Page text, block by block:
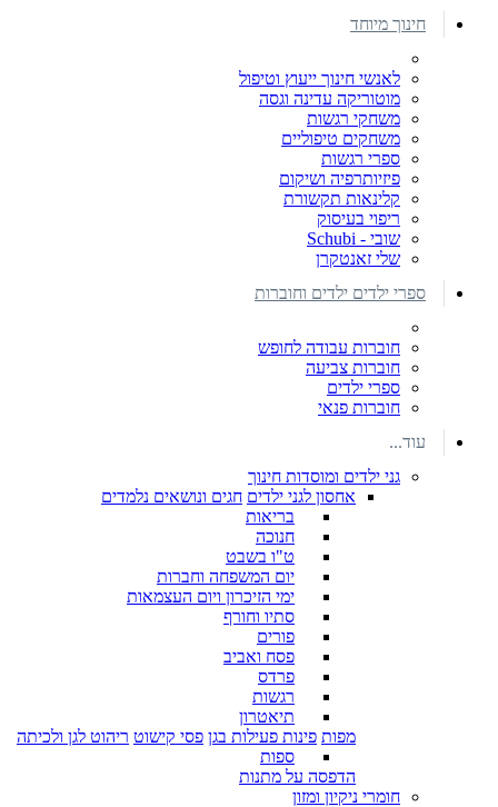
חינוך מיוחד
לאנשי חינוך ייעוץ וטיפול
מוטוריקה עדינה וגסה
משחקי רגשות
משחקים טיפוליים
ספרי רגשות
פיזיותרפיה ושיקום
קלינאות תקשורת
ריפוי בעיסוק
שובי - Schubi
שלי זאנטקרן
ספרי ילדים ילדים וחוברות
חוברות עבודה לחופש
חוברות צביעה
ספרי ילדים
חוברות פנאי
עוד...
גני ילדים ומוסדות חינוך
אחסון לגני ילדים חגים ונושאים נלמדים
בריאות
חנוכה
ט"ו בשבט
יום המשפחה וחברות
ימי הזיכרון ויום העצמאות
סתיו וחורף
פורים
פסח ואביב
פרדס
רגשות
תיאטרון
מפות פינות פעילות בגן פסי קישוט ריהוט לגן ולכיתה
ספות
הדפסה על מתנות
חומרי ניקיון ומזון